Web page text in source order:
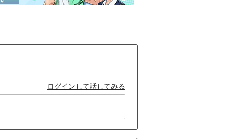
ログインして話してみる